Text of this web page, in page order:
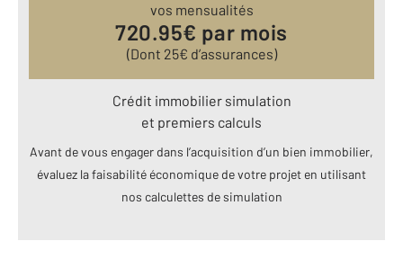
vos mensualités
720.95€ par mois
(Dont 25€ d’assurances)
Crédit immobilier simulation
et premiers calculs
Avant de vous engager dans l’acquisition d’un bien immobilier,
évaluez la faisabilité économique de votre projet en utilisant
nos calculettes de simulation